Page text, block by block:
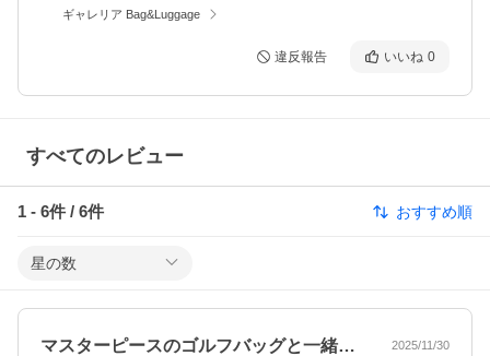
ギャレリア Bag&Luggage
違反報告 いいね 0
すべてのレビュー
1 - 6件 / 6件 おすすめ順
星の数
マスターピースのゴルフバッグと一緒に購… 2025/11/30